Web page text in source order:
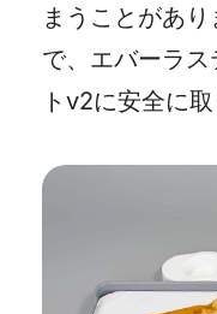
まうことがあ
で、エバーラ
トv2に安全に